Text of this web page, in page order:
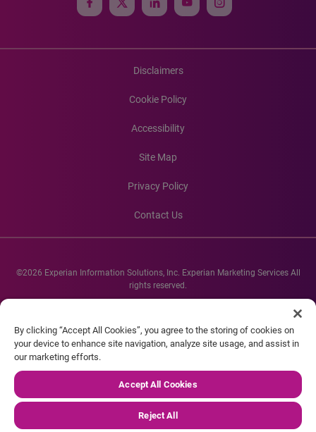
Disclaimers
Cookie Policy
Accessibility
Site Map
Privacy Policy
Contact Us
©2026 Experian Information Solutions, Inc. Experian Marketing Services All
rights reserved.
Experian and the Experian marks used herein are service marks or registered
company names mentioned herein are the property of their respective
owners.
By clicking “Accept All Cookies”, you agree to the storing of cookies on
your device to enhance site navigation, analyze site usage, and assist in
our marketing efforts.
Accept All Cookies
Reject All